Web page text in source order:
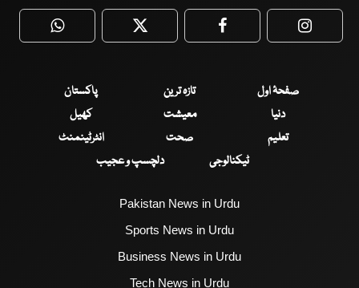
WhatsApp Twitter Facebook
صفحۂ اول تازہ ترین
پاکستان
دنیا
معیشت
کھیل
تعلیم
صحت
انٹرٹینمنٹ
ٹیکنالوجی
دلچسپ و عجیب
Pakistan News in Urdu
Sports News in Urdu
Business News in Urdu
Tech News in Urdu